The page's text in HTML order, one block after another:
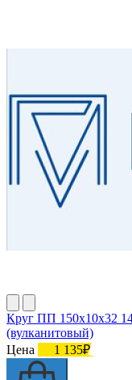
Круг ПП 150х10х32
(вулканитовый)
Цена
1 135₽